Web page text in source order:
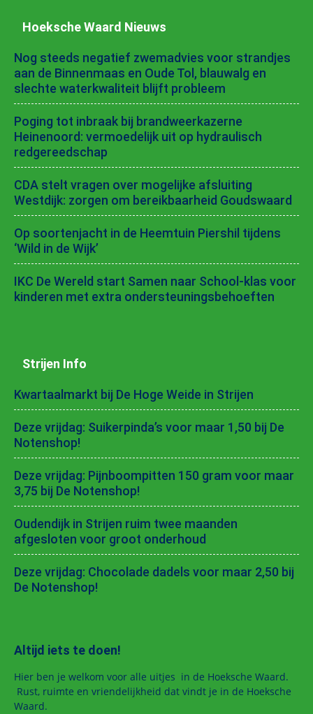
Hoeksche Waard Nieuws
Nog steeds negatief zwemadvies voor strandjes
aan de Binnenmaas en Oude Tol, blauwalg en
slechte waterkwaliteit blijft probleem
Poging tot inbraak bij brandweerkazerne
Heinenoord: vermoedelijk uit op hydraulisch
redgereedschap
CDA stelt vragen over mogelijke afsluiting
Westdijk: zorgen om bereikbaarheid Goudswaard
Op soortenjacht in de Heemtuin Piershil tijdens
‘Wild in de Wijk’
IKC De Wereld start Samen naar School-klas voor
kinderen met extra ondersteuningsbehoeften
Strijen Info
Kwartaalmarkt bij De Hoge Weide in Strijen
Deze vrijdag: Suikerpinda’s voor maar 1,50 bij De
Notenshop!
Deze vrijdag: Pijnboompitten 150 gram voor maar
3,75 bij De Notenshop!
Oudendijk in Strijen ruim twee maanden
afgesloten voor groot onderhoud
Deze vrijdag: Chocolade dadels voor maar 2,50 bij
De Notenshop!
Altijd iets te doen!
Hier ben je welkom voor alle uitjes in de Hoeksche Waard.
Rust, ruimte en vriendelijkheid dat vindt je in de Hoeksche
Waard.